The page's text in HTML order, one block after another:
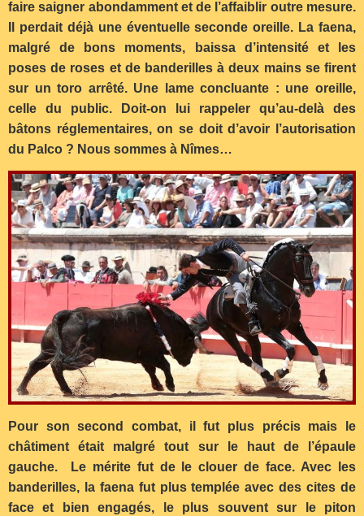
faire saigner abondamment et de l’affaiblir outre mesure.
Il perdait déjà une éventuelle seconde oreille. La faena,
malgré de bons moments, baissa d’intensité et les
poses de roses et de banderilles à deux mains se firent
sur un toro arrêté. Une lame concluante : une oreille,
celle du public. Doit-on lui rappeler qu’au-delà des
bâtons réglementaires, on se doit d’avoir l’autorisation
du Palco ? Nous sommes à Nîmes…
Pour son second combat, il fut plus précis mais le
châtiment était malgré tout sur le haut de l’épaule
gauche. Le mérite fut de le clouer de face. Avec les
banderilles, la faena fut plus templée avec des cites de
face et bien engagés, le plus souvent sur le piton